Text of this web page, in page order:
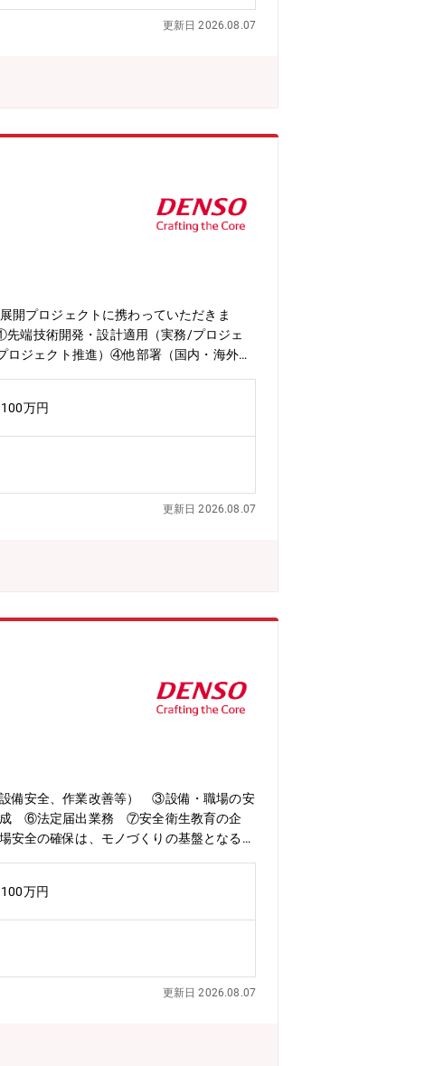
を融合させ 新しい価値を創造する方法を
車両向けのシャシー企画、設計、評価確
頼性を 実現するための改善点を分析し、
げるチャンスでもあります・勤務地であ
または経験をお持ちの方に最適な職場で
更新日 2026.08.07
開プロジェクトに携わっていただきま
端技術開発・設計適用（実務/プロジェ
ジェクト推進）④他部署（国内・海外拠
る独自性ある技術の利活用が不可欠とな
/定義するとともに、設計のボトルネック
実現していくための仲間を募集していま
値向上などへの全社貢献をミッションと
結して、CAE実務・技術展開・最先端技
、AIとCAEを融合したデータ駆動型CAE
専門性(Ph.D.保有者多数)/業務経験を有す
内（国内/国外）関連部門との連携を通じ
万円
更新日 2026.08.07
備安全、作業改善等） ③設備・職場の安
成 ⑥法定届出業務 ⑦安全衛生教育の企
全の確保は、モノづくりの基盤となる重
とができます。安全衛生活動はグローバル
できる仕事です。安全で働きやすい職場づ
より取り巻く技術も進化し続けています。
の強化と、新技術の追従により、モノづく
に培ってきた安全衛生技能の伝承も課題と
安全衛生方針の作成や最先端の技術に応じ
る安全衛生技術を進化し続けるために、新
万円
更新日 2026.08.07